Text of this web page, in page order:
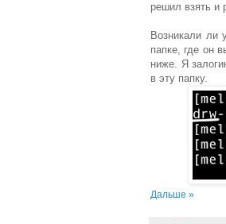
решил взять и
Возникали ли
папке, где он
ниже. Я
в эту папку.
Дальше »